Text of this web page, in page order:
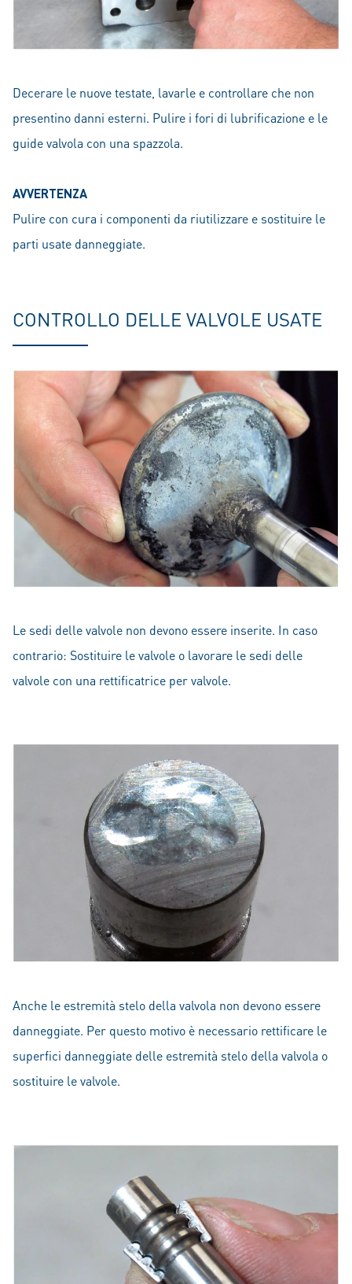
Decerare le nuove testate, lavarle e controllare che non
presentino danni esterni. Pulire i fori di lubrificazione e le
guide valvola con una spazzola.
AVVERTENZA
Pulire con cura i componenti da riutilizzare e sostituire le
parti usate danneggiate.
CONTROLLO DELLE VALVOLE USATE
Le sedi delle valvole non devono essere inserite. In caso
contrario: Sostituire le valvole o lavorare le sedi delle
valvole con una rettificatrice per valvole.
Anche le estremità stelo della valvola non devono essere
danneggiate. Per questo motivo è necessario rettificare le
superfici danneggiate delle estremità stelo della valvola o
sostituire le valvole.